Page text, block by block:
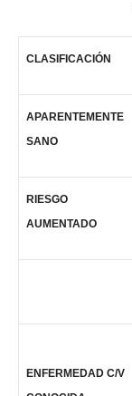
CLASIFICACIÓN
APARENTEMENTE
SANO
RIESGO
AUMENTADO
ENFERMEDAD C/V